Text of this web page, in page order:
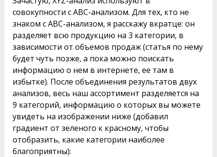
совокупности с ABC-анализом. Для тех, кто не
знаком с ABC-анализом, я расскажу вкратце: он
разделяет всю продукцию на 3 категории, в
зависимости от объемов продаж (статья по нему
будет чуть позже, а пока можно поискать
информацию о нем в интернете, ее там в
избытке). После объединения результатов двух
анализов, весь наш ассортимент разделяется на
9 категорий, информацию о которых вы можете
увидеть на изображении ниже (добавил
градиент от зеленого к красному, чтобы
отобразить, какие категории наиболее
благоприятны):